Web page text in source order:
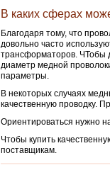
В каких сферах
Благодаря тому, что
довольно часто
трансформаторов. ЧТобы
диаметр медной
параметры.
В некоторых случаях
качественную проводку.
Ориентироваться нужно
Чтобы купить
поставщикам.